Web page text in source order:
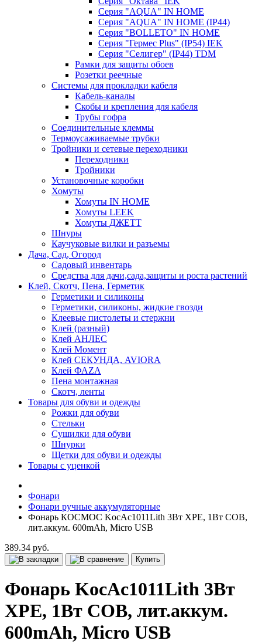
Серия "AQUA" IN HOME
Серия "AQUA" IN HOME (IP44)
Серия "BОLLETO" IN HOME
Серия "Гермес Plus" (IP54) IEK
Серия "Селигер" (IP44) TDM
Рамки для защиты обоев
Розетки реечные
Системы для прокладки кабеля
Кабель-каналы
Скобы и крепления для кабеля
Трубы гофра
Соединительные клеммы
Термоусаживаемые трубки
Тройники и сетевые переходники
Переходники
Тройники
Установочные коробки
Хомуты
Хомуты IN HOME
Хомуты LEEK
Хомуты ДЖЕТТ
Шнуры
Каучуковые вилки и разъемы
Дача, Сад, Огород
Садовый инвентарь
Средства для дачи,сада,защиты и роста растений
Клей, Скотч, Пена, Герметик
Герметики и силиконы
Герметики, силиконы, жидкие гвозди
Клеевые пистолеты и стержни
Клей (разный)
Клей АНЛЕС
Клей Момент
Клей СЕКУНДА, AVIORA
Клей ФАZА
Пена монтажная
Скотч, ленты
Товары для обуви и одежды
Рожки для обуви
Стельки
Сушилки для обуви
Шнурки
Щетки для обуви и одежды
Товары с уценкой
Фонари
Фонари ручные аккумуляторные
Фонарь КОСМОС KocAc1011Lith 3Вт XPE, 1Вт СОВ,
лит.аккум. 600mAh, Micro USB
389.34 руб.
Купить
Фонарь KocAc1011Lith 3Вт
XPE, 1Вт СОВ, лит.аккум.
600mAh, Micro USB